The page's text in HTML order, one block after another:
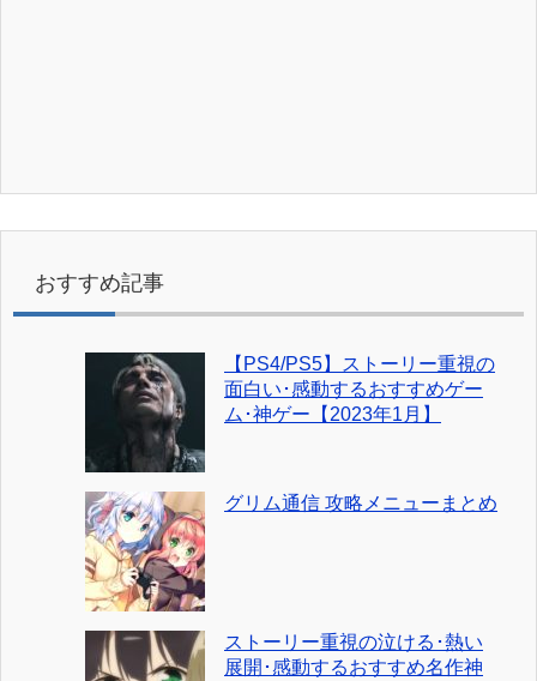
おすすめ記事
【PS4/PS5】ストーリー重視の
面白い･感動するおすすめゲー
ム･神ゲー【2023年1月】
グリム通信 攻略メニューまとめ
ストーリー重視の泣ける･熱い
展開･感動するおすすめ名作神